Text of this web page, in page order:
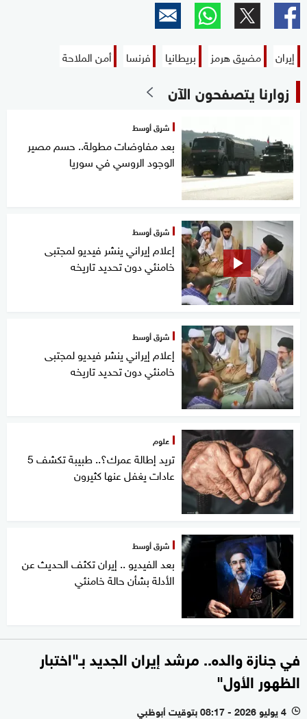
إيران مضيق هرمز بريطانيا فرنسا أمن الملاحة
زوارنا يتصفحون الآن
شرق أوسط
بعد مفاوضات مطولة.. حسم مصير
الوجود الروسي في سوريا
شرق أوسط
إعلام إيراني ينشر فيديو لمجتبى
خامنئي دون تحديد تاريخه
شرق أوسط
إعلام إيراني ينشر فيديو لمجتبى
خامنئي دون تحديد تاريخه
علوم
تريد إطالة عمرك؟.. طبيبة تكشف 5
عادات يغفل عنها كثيرون
شرق أوسط
بعد الفيديو .. إيران تكثف الحديث عن
الأدلة بشأن حالة خامنئي
في جنازة والده.. مرشد إيران الجديد بـ"اختبار
الظهور الأول"
l 4 يوليو 2026 - 08:17 بتوقيت أبوظبي